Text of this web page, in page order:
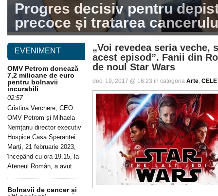
Progres decisiv pentru
precoce și tratarea
„Voi revedea seria veche,
acest episod”. Fanii din
de noul Star Wars
dec. 19, 2017 @ 16:23 in categoria Arte, CELE
EVENIMENT
OMV Petrom donează
7,2 milioane de euro
pentru bolnavii
incurabili
02:57
Cristina Verchere, CEO
OMV Petrom și Mihaela
Nemțanu director executiv
Hospice Casa Speranței
Marți, 21 februarie 2023,
începând cu ora 19.15, la
Ateneul Român, a avut
Bolnavii de cancer și